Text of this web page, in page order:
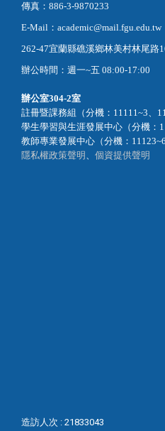
傳真：886-3-9870233
E-Mail：academic@mail.fgu.edu.tw
262-47宜蘭縣礁溪鄉林美村林尾路
辦公時間：週一~五 08:00-17:00
辦公室304-2室
註冊暨課務組（分機：11111~3、
學生學習與生涯發展中心（分機：
教師專業發展中心（分機：11123~6
隱私權政策聲明 、 個資提供聲明
造訪人次 : 21833043